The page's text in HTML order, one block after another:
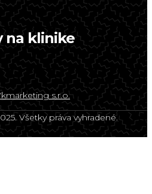
na klinike
s.r.o.
Všetky práva vyhradené.